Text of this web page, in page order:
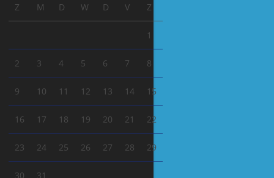
Z
M D W D V Z
1
2 3 4 5 6 7 8
9 10 11 12 13 14 15
16 17 18 19 20 21 22
23 24 25 26 27 28 29
30 31